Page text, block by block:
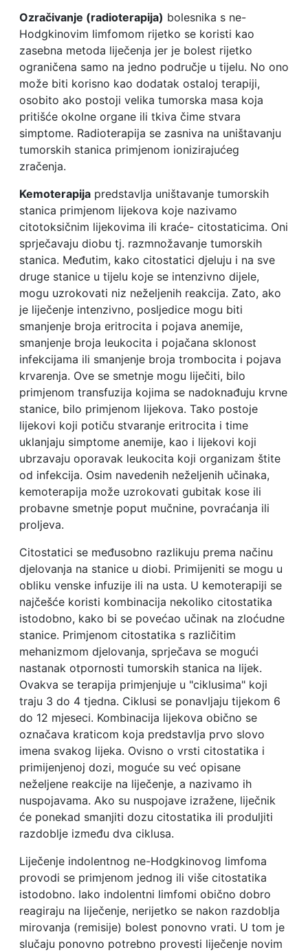
Ozračivanje (radioterapija) bolesnika s ne-
Hodgkinovim limfomom rijetko se koristi kao
zasebna metoda liječenja jer je bolest rijetko
ograničena samo na jedno područje u tijelu. No ono
može biti korisno kao dodatak ostaloj terapiji,
osobito ako postoji velika tumorska masa koja
pritišće okolne organe ili tkiva čime stvara
simptome. Radioterapija se zasniva na uništavanju
tumorskih stanica primjenom ionizirajućeg
zračenja.
Kemoterapijapredstavlja uništavanje tumorskih
stanica primjenom lijekova koje nazivamo
citotoksičnim lijekovima ili kraće- citostaticima. Oni
sprječavaju diobu tj. razmnožavanje tumorskih
stanica. Međutim, kako citostatici djeluju i na sve
druge stanice u tijelu koje se intenzivno dijele,
mogu uzrokovati niz neželjenih reakcija. Zato, ako
je liječenje intenzivno, posljedice mogu biti
smanjenje broja eritrocita i pojava anemije,
smanjenje broja leukocita i pojačana sklonost
infekcijama ili smanjenje broja trombocita i pojava
krvarenja. Ove se smetnje mogu liječiti, bilo
primjenom transfuzija kojima se nadoknađuju krvne
stanice, bilo primjenom lijekova. Tako postoje
lijekovi koji potiču stvaranje eritrocita i time
uklanjaju simptome anemije, kao i lijekovi koji
ubrzavaju oporavak leukocita koji organizam štite
od infekcija. Osim navedenih neželjenih učinaka,
kemoterapija može uzrokovati gubitak kose ili
probavne smetnje poput mučnine, povraćanja ili
proljeva.
Citostatici se međusobno razlikuju prema načinu
djelovanja na stanice u diobi. Primijeniti se mogu u
obliku venske infuzije ili na usta. U kemoterapiji se
najčešće koristi kombinacija nekoliko citostatika
istodobno, kako bi se povećao učinak na zloćudne
stanice. Primjenom citostatika s različitim
mehanizmom djelovanja, sprječava se mogući
nastanak otpornosti tumorskih stanica na lijek.
Ovakva se terapija primjenjuje u "ciklusima" koji
traju 3 do 4 tjedna. Ciklusi se ponavljaju tijekom 6
do 12 mjeseci. Kombinacija lijekova obično se
označava kraticom koja predstavlja prvo slovo
imena svakog lijeka. Ovisno o vrsti citostatika i
primijenjenoj dozi, moguće su već opisane
neželjene reakcije na liječenje, a nazivamo ih
nuspojavama. Ako su nuspojave izražene, liječnik
će ponekad smanjiti dozu citostatika ili produljiti
razdoblje između dva ciklusa.
Liječenje indolentnog ne-Hodgkinovog limfoma
provodi se primjenom jednog ili više citostatika
istodobno. Iako indolentni limfomi obično dobro
reagiraju na liječenje, nerijetko se nakon razdoblja
mirovanja (remisije) bolest ponovno vrati. U tom je
slučaju ponovno potrebno provesti liječenje novim